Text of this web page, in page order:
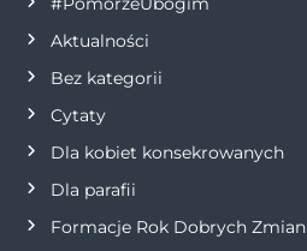
j
a
w
p
Aktualności
Bez kategorii
Cytaty
Dla kobiet konsekrowanych
Dla parafii
Formacje Rok Dobrych Zmian